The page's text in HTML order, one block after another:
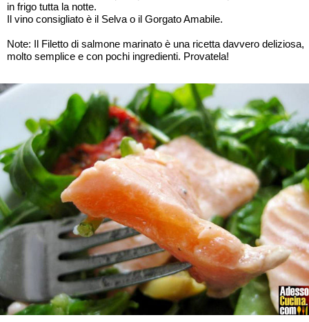
in frigo tutta la notte.
Il vino consigliato è il Selva o il Gorgato Amabile.
Note: Il Filetto di salmone marinato è una ricetta davvero deliziosa,
molto semplice e con pochi ingredienti. Provatela!